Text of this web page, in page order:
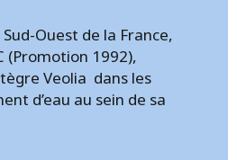
Ouest de la France,
(Promotion 1992),
Veolia dans les
d’eau au sein de sa